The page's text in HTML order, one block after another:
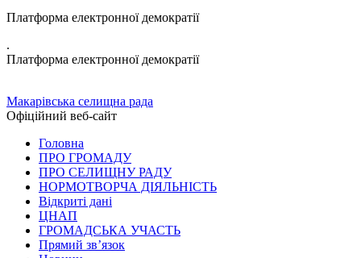
Платформа електронної демократії
.
Платформа електронної демократії
Макарівська селищна рада
Офіційний веб-сайт
Головна
ПРО ГРОМАДУ
ПРО СЕЛИЩНУ РАДУ
НОРМОТВОРЧА ДІЯЛЬНІСТЬ
Відкриті дані
ЦНАП
ГРОМАДСЬКА УЧАСТЬ
Прямий зв’язок